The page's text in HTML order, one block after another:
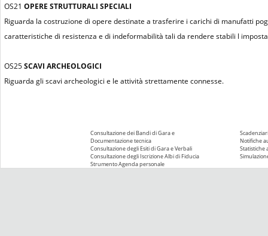
OS21 OPERE STRUTTURALI SPECIALI
Riguarda la costruzione di opere destinate a trasferire i carichi di manufatti
caratteristiche di resistenza e di indeformabilità tali da rendere stabili l
OS25SCAVI ARCHEOLOGICI
Riguarda gli scavi archeologici e le attività strettamente connesse.
Consultazione dei Bandi di Gara e
Documentazione tecnica
Consultazione degli Esiti di Gara e Verbali
Consultazione degli Iscrizione Albi di Fiducia
Strumento Agenda personale
Notifiche
Statistiche